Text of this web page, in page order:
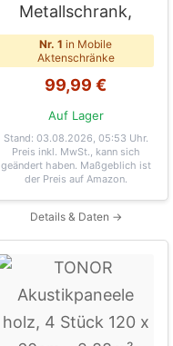
Metallschrank,
Nr. 1 in Mobile
Aktenschränke
99,99 €
Auf Lager
Stand: 03.08.2026, 05:53 Uhr.
Preis inkl. MwSt., kann sich
geändert haben. Maßgeblich ist
der Preis auf Amazon.
Details & Daten →